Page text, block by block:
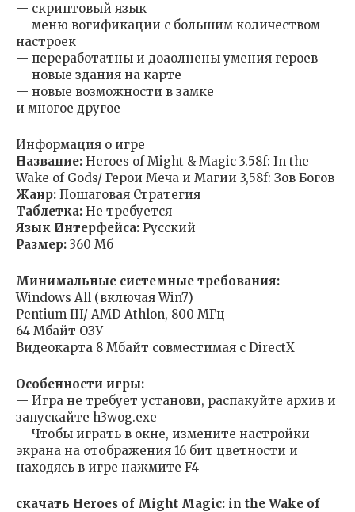
— скриптовый язык
— меню вогификации с большим количеством
настроек
— переработатны и доаолнены умения героев
— новые здания на карте
— новые возможности в замке
и многое другое
Информация о игре
Название: Heroes of Might & Magic 3.58f: In the
Wake of Gods/ Герои Меча и Магии 3,58f: Зов Богов
Жанр: Пошаговая Стратегия
Таблетка: Не требуется
Язык Интерфейса: Русский
Размер: 360 Мб
Минимальные системные требования:
Windows All (включая Win7)
Pentium III/ AMD Athlon, 800 МГц
64 Мбайт ОЗУ
Видеокарта 8 Мбайт совместимая с DirectX
Особенности игры:
— Игра не требует установи, распакуйте архив и
запускайте h3wog.exe
— Чтобы играть в окне, измените настройки
экрана на отображения 16 бит цветности и
находясь в игре нажмите F4
скачать Heroes of Might Magic: in the Wake of